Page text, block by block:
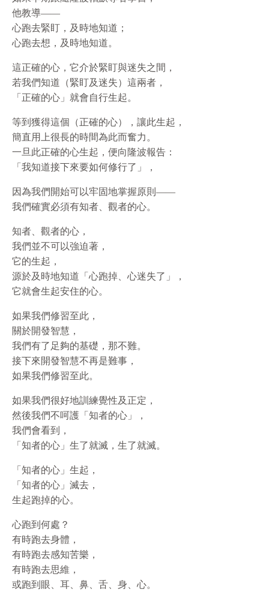
他教導——
心跑去緊盯，及時地知道；
心跑去想，及時地知道。
這正確的心，它介於緊盯與迷失之間，
若我們知道（緊盯及迷失）這兩者，
「正確的心」就會自行生起。
等到獲得這個（正確的心），讓此生起，
簡直用上很長的時間為此而奮力。
一旦此正確的心生起，便向隆波報告：
「我知道接下來要如何修行了」，
因為我們開始可以牢固地掌握原則——
我們確實必須有知者、觀者的心。
知者、觀者的心，
我們並不可以強迫著，
它的生起，
源於及時地知道「心跑掉、心迷失了」，
它就會生起安住的心。
如果我們修習至此，
關於開發智慧，
我們有了足夠的基礎，那不難。
接下來開發智慧不再是難事，
如果我們修習至此。
如果我們很好地訓練覺性及正定，
然後我們不呵護「知者的心」，
我們會看到，
「知者的心」生了就滅，生了就滅。
「知者的心」生起，
「知者的心」滅去，
生起跑掉的心。
心跑到何處？
有時跑去身體，
有時跑去感知苦樂，
有時跑去思維，
或跑到眼、耳、鼻、舌、身、心。